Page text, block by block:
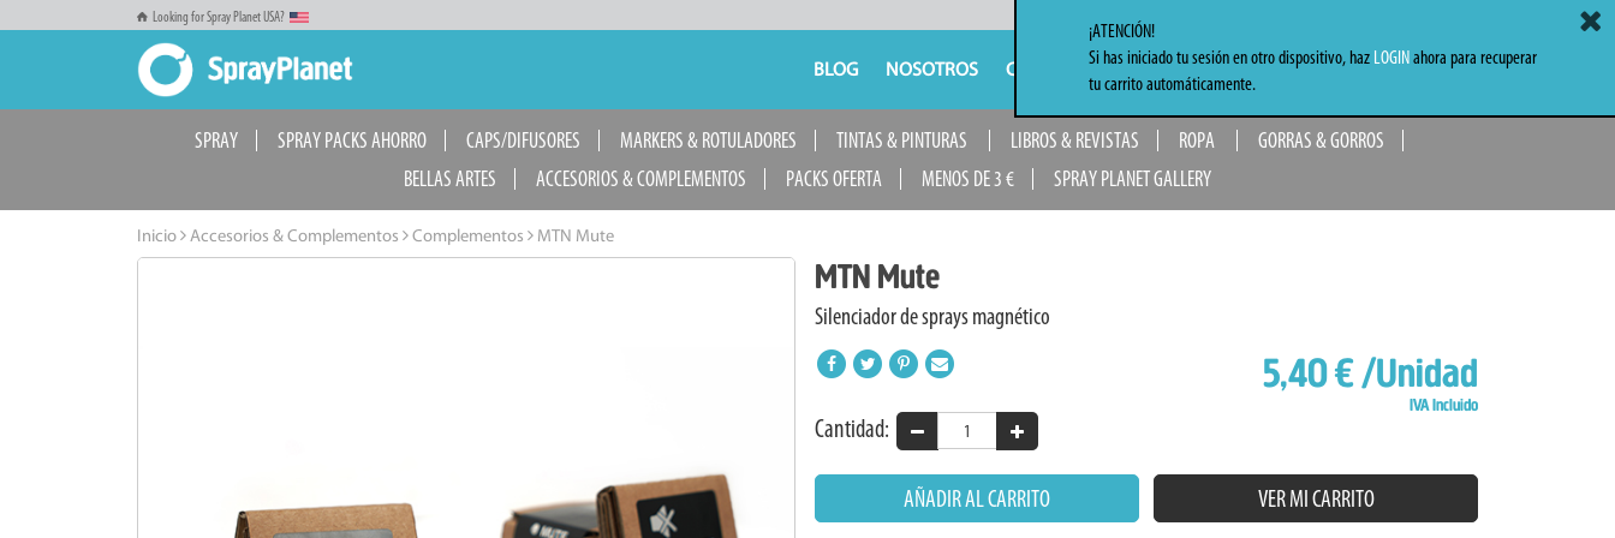
Looking for Spray Planet USA?
BLOG NOSOTROS CONTACTO
SPRAY SPRAY PACKS AHORRO CAPS/DIFUSORES MARKERS & ROTULADORES TINTAS & PINTURAS LIBROS & REVISTAS ROPA
GORRAS & GORROS
BELLAS ARTES
ACCESORIOS & COMPLEMENTOS PACKS OFERTA MENOS DE 3 € SPRAY PLANET GALLERY
Inicio Accesorios & Complementos Complementos MTN Mute
MTN Mute
Silenciador de sprays magnético
5,40 €/Unidad
IVA Incluido
Cantidad:
AÑADIR AL CARRITO VER MI CARRITO
¡ATENCIÓN!
Si has iniciado tu sesión en otro dispositivo, haz LOGINahora para recuperar
tu carrito automáticamente.